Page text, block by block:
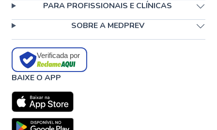
PARA PROFISSIONAIS E CLÍNICAS
SOBRE A MEDPREV
Verificada por
BAIXE O APP